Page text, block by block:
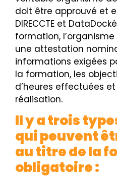
doit être approuvé et
DIRECCTE et
formation,
une attestation
informations exigées
la formation, les
d’heures effectuées
réalisation.
Il y a trois
qui peuvent
au titre de la
obligatoire :